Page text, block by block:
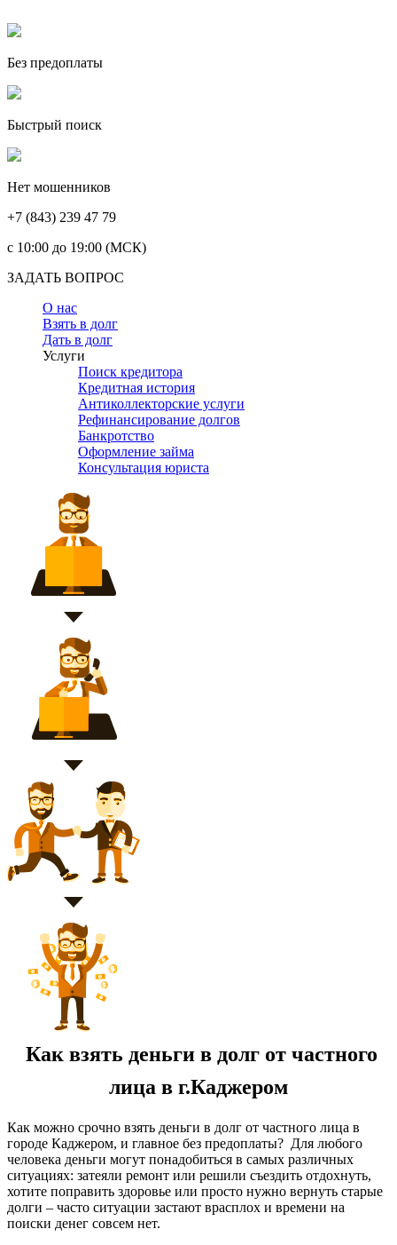
Без предоплаты
Быстрый поиск
Нет мошенников
+7 (843) 239 47 79
c 10:00 до 19:00 (МСК)
ЗАДАТЬ ВОПРОС
О нас
Взять в долг
Дать в долг
Услуги
Поиск кредитора
Кредитная история
Антиколлекторские услуги
Рефинансирование долгов
Банкротство
Оформление займа
Консультация юриста
Как взять деньги в долг от частного
лица в г.Каджером
Как можно срочно взять деньги в долг от частного лица в
городе Каджером, и главное без предоплаты? Для любого
человека деньги могут понадобиться в самых различных
ситуациях: затеяли ремонт или решили съездить отдохнуть,
хотите поправить здоровье или просто нужно вернуть старые
долги – часто ситуации застают врасплох и времени на
поиски денег совсем нет.